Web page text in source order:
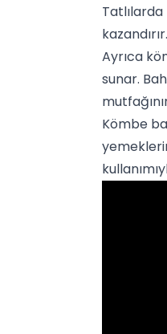
kazandırır.
Ayrıca
sunar.
Kömbe
yemekleri